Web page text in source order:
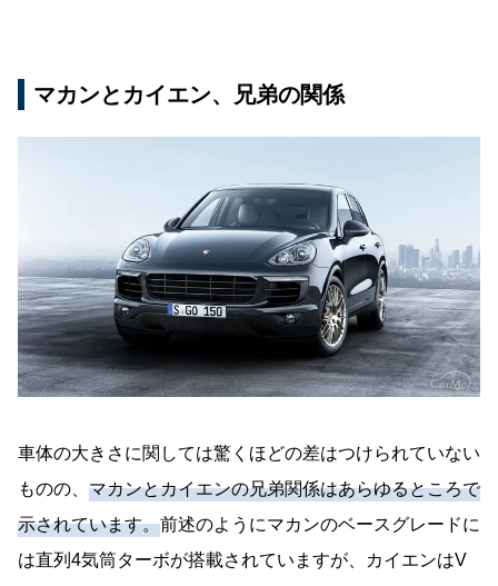
マカンとカイエン、兄弟の関係
車体の大きさに関しては驚くほどの差はつけられていない
ものの、 マカンとカイエンの兄弟関係はあらゆるところで
示されています。前述のようにマカンのベースグレードに
は直列4気筒ターボが搭載されていますが、カイエンはV